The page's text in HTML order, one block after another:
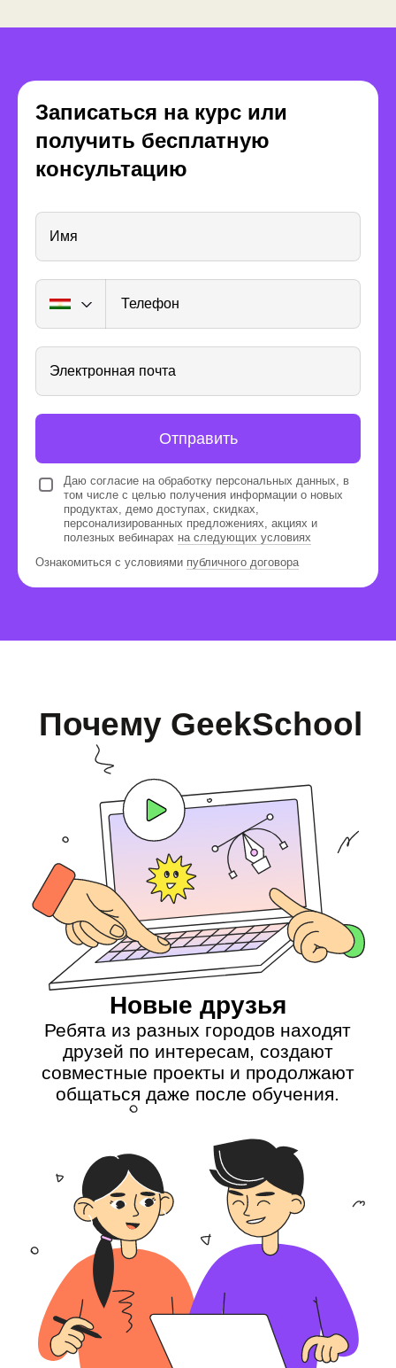
Записаться на курс или
получить бесплатную
консультацию
Имя
Телефон
Электронная почта
Отправить
Даю согласие на обработку персональных данных, в
том числе с целью получения информации о новых
продуктах, демо доступах, скидках,
персонализированных предложениях, акциях и
полезных вебинарах на следующих условиях
Ознакомиться с условиями публичного договора
Почему GeekSchool
Ребята из разных городов находят
друзей по интересам, создают
совместные проекты и продолжают
общаться даже после обучения.
Внимание и забота
Уроки ведут дизайнеры с
педагогическим опытом. Они отвечают
на вопросы ребят и бережно дают
обратную связь.
Учеба с комфортом
Ребёнок может посмотреть урок, даже
если его пришлось пропустить: все
записи сохраняются. Если возникнут
вопросы, кураторы GeekSchool придут
на помощь.
Ребёнка обучают
IT-эксперты
с педагогическим
опытом